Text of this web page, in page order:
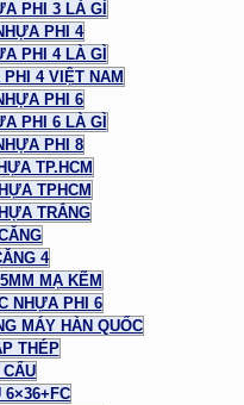
PHI 3 LÀ GÌ
PHI 4
PHI 4 LÀ GÌ
4 VIỆT NAM
PHI 6
PHI 6 LÀ GÌ
PHI 8
TP.HCM
TPHCM
TRẮNG
4
MẠ KẼM
NHỰA PHI 6
MÁY HÀN QUỐC
THÉP
6×36+FC